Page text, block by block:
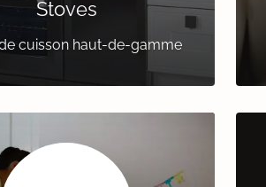
Stoves
cuisson haut-de-gamme